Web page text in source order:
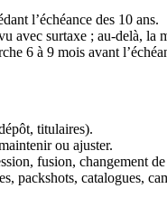
l’échéance des 10 ans.
avec surtaxe ; au-delà, la
6 à 9 mois avant
titulaires).
ou ajuster.
fusion, changement
packshots, catalogues,